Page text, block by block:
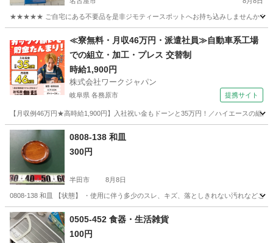
★★★★★ ご自宅にある不要品を是非ジモティースポットへお持ち込みしませんか？
防災、セキュリティ アイリスオーヤマ
≪寮無料・月収46万円・派遣社員≫自動車系工場
での組立・加工・プレス 交替制
時給1,900円
株式会社ワークジャパン
岐阜県 各務原市 提携サイト
【月収例46万円★高時給1,900円】入社祝い金もドーンと35万円！／ハイエースの組
岐阜 各務原市 0808-138 和皿
300円
半田市 8月8日
0808-138 和皿 【状態】 ・使用に伴う多少のスレ、キズ、落としきれない汚れなど
愛知 半田市 現地
0505-452 食器・生活雑貨
100円